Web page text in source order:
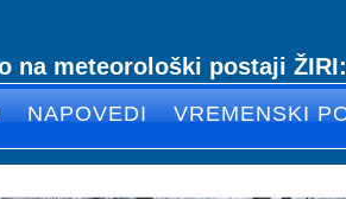
na meteorološki postaji ŽIRI:
NAPOVEDI VREMENSKI